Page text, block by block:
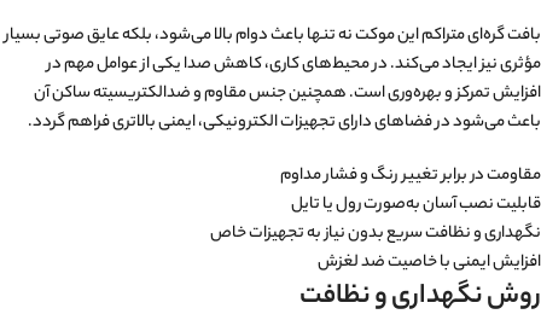
بافت گره‌ای متراکم این موکت نه تنها باعث دوام بالا می‌شود، بلکه عایق صوتی بسیار
مؤثری نیز ایجاد می‌کند. در محیط‌های کاری، کاهش صدا یکی از عوامل مهم در
افزایش تمرکز و بهره‌وری است. همچنین جنس مقاوم و ضدالکتریسیته ساکن آن
باعث می‌شود در فضاهای دارای تجهیزات الکترونیکی، ایمنی بالاتری فراهم گردد.
مقاومت در برابر تغییر رنگ و فشار مداوم
قابلیت نصب آسان به‌صورت رول یا تایل
نگهداری و نظافت سریع بدون نیاز به تجهیزات خاص
افزایش ایمنی با خاصیت ضد لغزش
روش نگهداری و نظافت